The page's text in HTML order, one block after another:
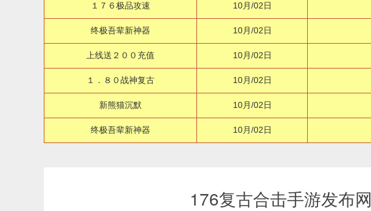
１７６极品攻速 10月/02日
终极吾辈新神器 10月/02日
上线送２００充值 10月/02日
１．８０战神复古 10月/02日
新熊猫沉默 10月/02日
终极吾辈新神器 10月/02日
176复古合击手游发布网